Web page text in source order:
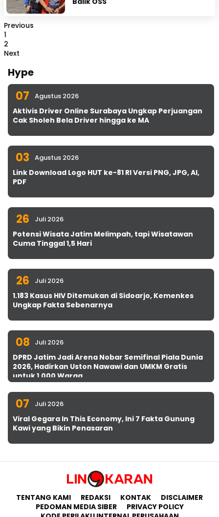
Previous
1
2
Next
Hype
07 Agustus 2026
Aktivis Driver Online Surabaya Ungkap Perjuangan
Cak Sholeh Bela Driver hingga ke MA
03 Agustus 2026
Link Download Logo HUT ke-81 RI Versi PNG, JPG, AI,
PDF
26 Juli 2026
Potensi Wisata Jatim Melimpah, tapi Wisatawan
Cuma Tinggal 1,5 Hari
26 Juli 2026
1.183 Kasus HIV Ditemukan di Sidoarjo, Kemenkes
Ungkap Fakta Sebenarnya
08 Juli 2026
DPRD Jatim Jadi Arena Nobar Semifinal Piala Dunia
2026, Hadirkan Uston Nawawi dan UMKM Gratis
untuk 1.000 Warga
07 Juli 2026
Viral Gegara In This Economy, Ini 7 Fakta Gunung
Kawi yang Bikin Penasaran
TENTANG KAMI REDAKSI KONTAK
DISCLAIMER
PEDOMAN MEDIA SIBER
PRIVACY POLICY